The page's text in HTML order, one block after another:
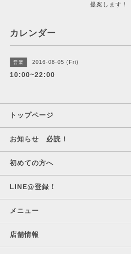
提案します！
カレンダー
営業 2016-08-05 (Fri)
10:00~22:00
トップページ
お知らせ 必読！
初めての方へ
LINE@登録！
メニュー
店舗情報